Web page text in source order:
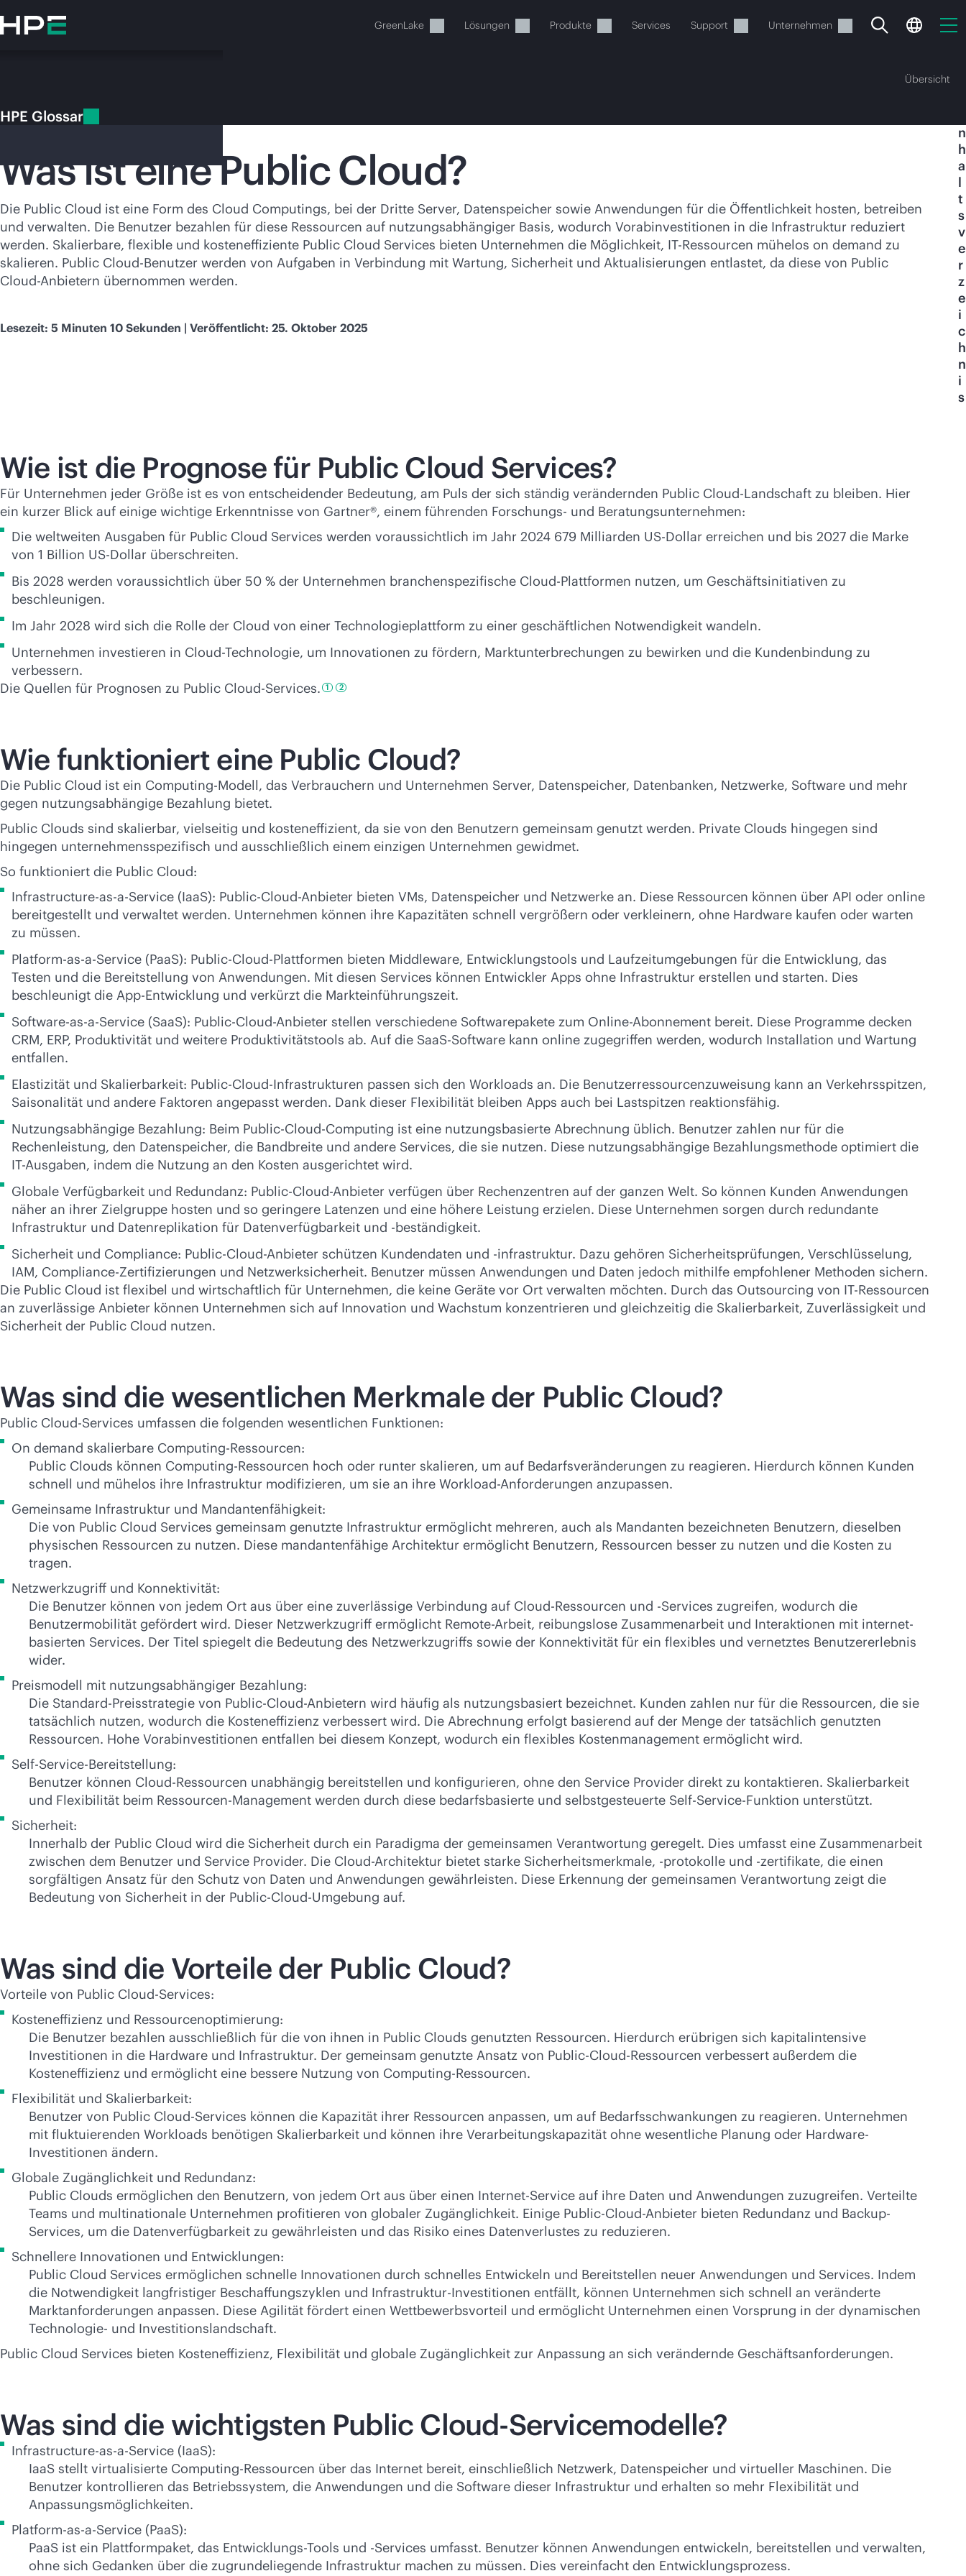
Hauptinhalt
wechseln
GreenLake Lösungen Produkte Services Support Unternehmen
Ihr Warenkorb ist aktuell leer
Besuchen Sie den HPE Store zum Stöbern, Konfigurieren und Bestellen.
Übersicht
HPE Glossar
Was ist eine Public Cloud?
Die Public Cloud ist eine Form des Cloud Computings, bei der Dritte Server, Datenspeicher sowie Anwendungen für die Öffentlichkeit hosten, betreiben
und verwalten. Die Benutzer bezahlen für diese Ressourcen auf nutzungsabhängiger Basis, wodurch Vorabinvestitionen in die Infrastruktur reduziert
werden. Skalierbare, flexible und kosteneffiziente Public Cloud Services bieten Unternehmen die Möglichkeit, IT-Ressourcen mühelos on demand zu
skalieren. Public Cloud-Benutzer werden von Aufgaben in Verbindung mit Wartung, Sicherheit und Aktualisierungen entlastet, da diese von Public
Cloud-Anbietern übernommen werden.
Lesezeit: 5 Minuten 10 Sekunden | Veröffentlicht: 25. Oktober 2025
n
h
a
l
t
s
v
e
r
z
e
i
c
h
n
i
s
Wie ist die Prognose für Public Cloud Services?
Für Unternehmen jeder Größe ist es von entscheidender Bedeutung, am Puls der sich ständig verändernden Public Cloud-Landschaft zu bleiben. Hier
ein kurzer Blick auf einige wichtige Erkenntnisse von Gartner®, einem führenden Forschungs- und Beratungsunternehmen:
Die weltweiten Ausgaben für Public Cloud Services werden voraussichtlich im Jahr 2024 679 Milliarden US-Dollar erreichen und bis 2027 die Marke
von 1 Billion US-Dollar überschreiten.
Bis 2028 werden voraussichtlich über 50 % der Unternehmen branchenspezifische Cloud-Plattformen nutzen, um Geschäftsinitiativen zu
beschleunigen.
Im Jahr 2028 wird sich die Rolle der Cloud von einer Technologieplattform zu einer geschäftlichen Notwendigkeit wandeln.
Unternehmen investieren in Cloud-Technologie, um Innovationen zu fördern, Marktunterbrechungen zu bewirken und die Kundenbindung zu
verbessern.
Die Quellen für Prognosen zu Public Cloud-Services. 1 2
Wie funktioniert eine Public Cloud?
Die Public Cloud ist ein Computing-Modell, das Verbrauchern und Unternehmen Server, Datenspeicher, Datenbanken, Netzwerke, Software und mehr
gegen nutzungsabhängige Bezahlung bietet.
Public Clouds sind skalierbar, vielseitig und kosteneffizient, da sie von den Benutzern gemeinsam genutzt werden. Private Clouds hingegen sind
hingegen unternehmensspezifisch und ausschließlich einem einzigen Unternehmen gewidmet.
So funktioniert die Public Cloud:
Infrastructure-as-a-Service (IaaS): Public-Cloud-Anbieter bieten VMs, Datenspeicher und Netzwerke an. Diese Ressourcen können über API oder online
bereitgestellt und verwaltet werden. Unternehmen können ihre Kapazitäten schnell vergrößern oder verkleinern, ohne Hardware kaufen oder warten
zu müssen.
Platform-as-a-Service (PaaS): Public-Cloud-Plattformen bieten Middleware, Entwicklungstools und Laufzeitumgebungen für die Entwicklung, das
Testen und die Bereitstellung von Anwendungen. Mit diesen Services können Entwickler Apps ohne Infrastruktur erstellen und starten. Dies
beschleunigt die App-Entwicklung und verkürzt die Markteinführungszeit.
Software-as-a-Service (SaaS): Public-Cloud-Anbieter stellen verschiedene Softwarepakete zum Online-Abonnement bereit. Diese Programme decken
CRM, ERP, Produktivität und weitere Produktivitätstools ab. Auf die SaaS-Software kann online zugegriffen werden, wodurch Installation und Wartung
entfallen.
Elastizität und Skalierbarkeit: Public-Cloud-Infrastrukturen passen sich den Workloads an. Die Benutzerressourcenzuweisung kann an Verkehrsspitzen,
Saisonalität und andere Faktoren angepasst werden. Dank dieser Flexibilität bleiben Apps auch bei Lastspitzen reaktionsfähig.
Nutzungsabhängige Bezahlung: Beim Public-Cloud-Computing ist eine nutzungsbasierte Abrechnung üblich. Benutzer zahlen nur für die
Rechenleistung, den Datenspeicher, die Bandbreite und andere Services, die sie nutzen. Diese nutzungsabhängige Bezahlungsmethode optimiert die
IT-Ausgaben, indem die Nutzung an den Kosten ausgerichtet wird.
Globale Verfügbarkeit und Redundanz: Public-Cloud-Anbieter verfügen über Rechenzentren auf der ganzen Welt. So können Kunden Anwendungen
näher an ihrer Zielgruppe hosten und so geringere Latenzen und eine höhere Leistung erzielen. Diese Unternehmen sorgen durch redundante
Infrastruktur und Datenreplikation für Datenverfügbarkeit und -beständigkeit.
Sicherheit und Compliance: Public-Cloud-Anbieter schützen Kundendaten und -infrastruktur. Dazu gehören Sicherheitsprüfungen, Verschlüsselung,
IAM, Compliance-Zertifizierungen und Netzwerksicherheit. Benutzer müssen Anwendungen und Daten jedoch mithilfe empfohlener Methoden sichern.
Die Public Cloud ist flexibel und wirtschaftlich für Unternehmen, die keine Geräte vor Ort verwalten möchten. Durch das Outsourcing von IT-Ressourcen
an zuverlässige Anbieter können Unternehmen sich auf Innovation und Wachstum konzentrieren und gleichzeitig die Skalierbarkeit, Zuverlässigkeit und
Sicherheit der Public Cloud nutzen.
Was sind die wesentlichen Merkmale der Public Cloud?
Public Cloud-Services umfassen die folgenden wesentlichen Funktionen:
On demand skalierbare Computing-Ressourcen:
Public Clouds können Computing-Ressourcen hoch oder runter skalieren, um auf Bedarfsveränderungen zu reagieren. Hierdurch können Kunden
schnell und mühelos ihre Infrastruktur modifizieren, um sie an ihre Workload-Anforderungen anzupassen.
Gemeinsame Infrastruktur und Mandantenfähigkeit:
Die von Public Cloud Services gemeinsam genutzte Infrastruktur ermöglicht mehreren, auch als Mandanten bezeichneten Benutzern, dieselben
physischen Ressourcen zu nutzen. Diese mandantenfähige Architektur ermöglicht Benutzern, Ressourcen besser zu nutzen und die Kosten zu
tragen.
Netzwerkzugriff und Konnektivität:
Die Benutzer können von jedem Ort aus über eine zuverlässige Verbindung auf Cloud-Ressourcen und -Services zugreifen, wodurch die
Benutzermobilität gefördert wird. Dieser Netzwerkzugriff ermöglicht Remote-Arbeit, reibungslose Zusammenarbeit und Interaktionen mit internet-
basierten Services. Der Titel spiegelt die Bedeutung des Netzwerkzugriffs sowie der Konnektivität für ein flexibles und vernetztes Benutzererlebnis
wider.
Preismodell mit nutzungsabhängiger Bezahlung:
Die Standard-Preisstrategie von Public-Cloud-Anbietern wird häufig als nutzungsbasiert bezeichnet. Kunden zahlen nur für die Ressourcen, die sie
tatsächlich nutzen, wodurch die Kosteneffizienz verbessert wird. Die Abrechnung erfolgt basierend auf der Menge der tatsächlich genutzten
Ressourcen. Hohe Vorabinvestitionen entfallen bei diesem Konzept, wodurch ein flexibles Kostenmanagement ermöglicht wird.
Self-Service-Bereitstellung:
Benutzer können Cloud-Ressourcen unabhängig bereitstellen und konfigurieren, ohne den Service Provider direkt zu kontaktieren. Skalierbarkeit
und Flexibilität beim Ressourcen-Management werden durch diese bedarfsbasierte und selbstgesteuerte Self-Service-Funktion unterstützt.
Sicherheit:
Innerhalb der Public Cloud wird die Sicherheit durch ein Paradigma der gemeinsamen Verantwortung geregelt. Dies umfasst eine Zusammenarbeit
zwischen dem Benutzer und Service Provider. Die Cloud-Architektur bietet starke Sicherheitsmerkmale, -protokolle und -zertifikate, die einen
sorgfältigen Ansatz für den Schutz von Daten und Anwendungen gewährleisten. Diese Erkennung der gemeinsamen Verantwortung zeigt die
Bedeutung von Sicherheit in der Public-Cloud-Umgebung auf.
Was sind die Vorteile der Public Cloud?
Vorteile von Public Cloud-Services:
Kosteneffizienz und Ressourcenoptimierung:
Die Benutzer bezahlen ausschließlich für die von ihnen in Public Clouds genutzten Ressourcen. Hierdurch erübrigen sich kapitalintensive
Investitionen in die Hardware und Infrastruktur. Der gemeinsam genutzte Ansatz von Public-Cloud-Ressourcen verbessert außerdem die
Kosteneffizienz und ermöglicht eine bessere Nutzung von Computing-Ressourcen.
Flexibilität und Skalierbarkeit:
Benutzer von Public Cloud-Services können die Kapazität ihrer Ressourcen anpassen, um auf Bedarfsschwankungen zu reagieren. Unternehmen
mit fluktuierenden Workloads benötigen Skalierbarkeit und können ihre Verarbeitungskapazität ohne wesentliche Planung oder Hardware-
Investitionen ändern.
Globale Zugänglichkeit und Redundanz:
Public Clouds ermöglichen den Benutzern, von jedem Ort aus über einen Internet-Service auf ihre Daten und Anwendungen zuzugreifen. Verteilte
Teams und multinationale Unternehmen profitieren von globaler Zugänglichkeit. Einige Public-Cloud-Anbieter bieten Redundanz und Backup-
Services, um die Datenverfügbarkeit zu gewährleisten und das Risiko eines Datenverlustes zu reduzieren.
Schnellere Innovationen und Entwicklungen:
Public Cloud Services ermöglichen schnelle Innovationen durch schnelles Entwickeln und Bereitstellen neuer Anwendungen und Services. Indem
die Notwendigkeit langfristiger Beschaffungszyklen und Infrastruktur-Investitionen entfällt, können Unternehmen sich schnell an veränderte
Marktanforderungen anpassen. Diese Agilität fördert einen Wettbewerbsvorteil und ermöglicht Unternehmen einen Vorsprung in der dynamischen
Technologie- und Investitionslandschaft.
Public Cloud Services bieten Kosteneffizienz, Flexibilität und globale Zugänglichkeit zur Anpassung an sich verändernde Geschäftsanforderungen.
Was sind die wichtigsten Public Cloud-Servicemodelle?
Infrastructure-as-a-Service (IaaS):
IaaS stellt virtualisierte Computing-Ressourcen über das Internet bereit, einschließlich Netzwerk, Datenspeicher und virtueller Maschinen. Die
Benutzer kontrollieren das Betriebssystem, die Anwendungen und die Software dieser Infrastruktur und erhalten so mehr Flexibilität und
Anpassungsmöglichkeiten.
Platform-as-a-Service (PaaS):
PaaS ist ein Plattformpaket, das Entwicklungs-Tools und -Services umfasst. Benutzer können Anwendungen entwickeln, bereitstellen und verwalten,
ohne sich Gedanken über die zugrundeliegende Infrastruktur machen zu müssen. Dies vereinfacht den Entwicklungsprozess.